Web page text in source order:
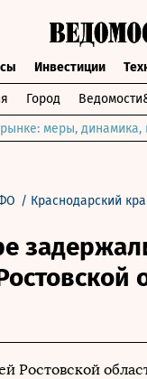
Инвестиции
Город
меры, динамика,
/ Краснодарский
Ростовской